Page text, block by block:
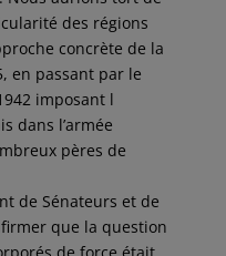
des régions
concrète de la
en passant par le
imposant l
dans l’armée
pères de
de Sénateurs et de
que la question